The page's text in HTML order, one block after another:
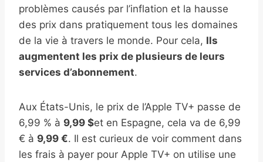
problèmes causés par l’inflation et la hausse
des prix dans pratiquement tous les domaines
de la vie à travers le monde. Pour cela, Ils
augmentent les prix de plusieurs de leurs
services d’abonnement.
Aux États-Unis, le prix de l’Apple TV+ passe de
6,99 % à 9,99 $et en Espagne, cela va de 6,99
€ à 9,99 €. Il est curieux de voir comment dans
les frais à payer pour Apple TV+ on utilise une